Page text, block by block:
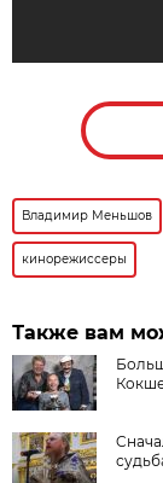
Владимир Меньшов
кинорежиссеры
Также вам